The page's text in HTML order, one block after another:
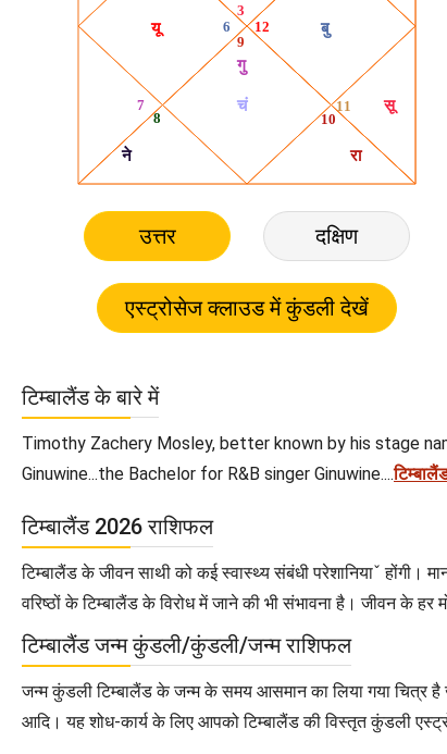
उत्तर दक्षिण
टिम्बालैंड के बारे में
Timothy Zachery Mosley, better known by his stage
Ginuwine...the Bachelor for R&B singer Ginuwine....
टिम्बालैंड 2026 राशिफल
टिम्बालैंड के जीवन साथी को कई स्वास्थ्य संबंधी परेशानियाˇ
वरिष्ठों के टिम्बालैंड के विरोध में जाने की भी संभावना है। जीवन के
टिम्बालैंड जन्म कुंडली/कुंडली/जन्म राशिफल
जन्म कुंडली टिम्बालैंड के जन्म के समय आसमान का लिया गया चित्र
आदि। यह शोध-कार्य के लिए आपको टिम्बालैंड की विस्तृत कुंडली